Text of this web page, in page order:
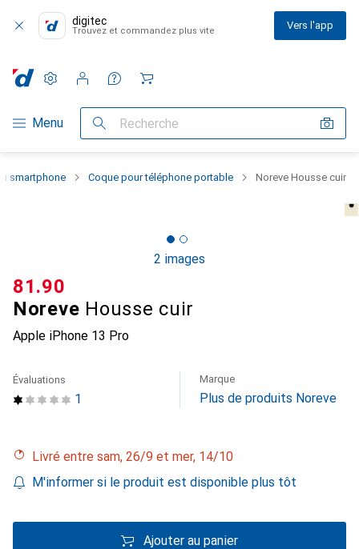
digitec
Trouvez et commandez plus vite Vers l'app
Navigation par catégorie
Menu Recherche
Paramètres
Compte client
Listes de comparaison
Listes d'envies
Panier
smartphone Coque pour téléphone portable Noreve Housse cuir
2 images
Noreve Housse cuir
Apple iPhone 13 Pro
CHF
81.90
1
Évaluations Marque
Plus de produits Noreve
Livré entre sam, 26/9 et mer, 14/10
M'informer si le produit est disponible plus tôt
Ajouter au panier